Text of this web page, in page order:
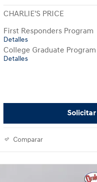
CHARLIE'S PRICE
First Responders Program
Detalles
College Graduate Program
Detalles
Comparar